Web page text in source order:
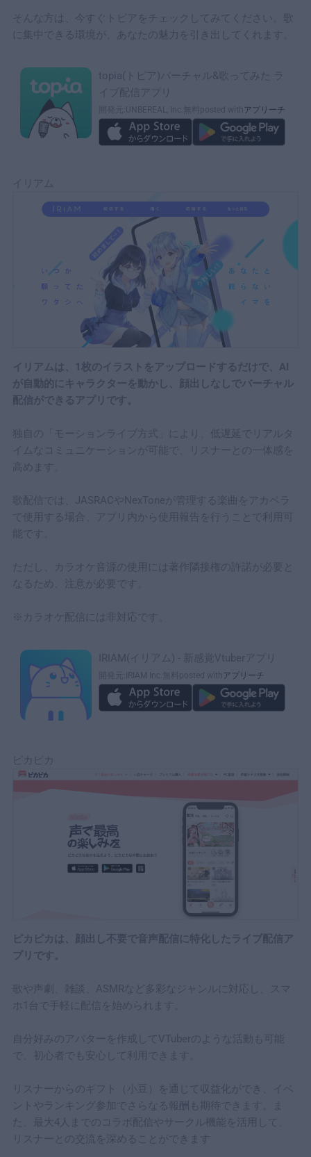
そんな方は、今すぐトピアをチェックしてみてください。歌
に集中できる環境が、あなたの魅力を引き出してくれます。
topia(トピア)バーチャル&歌ってみた ラ
イブ配信アプリ
開発元: UNBEREAL, Inc. posted with アプリーチ
イリアム
イリアムは、1枚のイラストをアップロードするだけで、AI
が自動的にキャラクターを動かし、顔出しなしでバーチャル
配信ができるアプリです。
独自の「モーションライブ方式」により、低遅延でリアルタ
イムなコミュニケーションが可能で、リスナーとの一体感を
高めます。
歌配信では、JASRACやNexToneが管理する楽曲をアカペラ
で使用する場合、アプリ内から使用報告を行うことで利用可
能です。
ただし、カラオケ音源の使用には著作隣接権の許諾が必要と
なるため、注意が必要です。
※カラオケ配信には非対応です。
IRIAM(イリアム) - 新感覚Vtuberアプリ
開発元: IRIAM Inc. posted with アプリーチ
ピカピカ
ピカピカは、顔出し不要で音声配信に特化したライブ配信ア
プリです。
歌や声劇、雑談、ASMRなど多彩なジャンルに対応し、スマ
ホ1台で手軽に配信を始められます。
自分好みのアバターを作成してVTuberのような活動も可能
で、初心者でも安心して利用できます。
リスナーからのギフト（小豆）を通じて収益化ができ、イベ
ントやランキング参加でさらなる報酬も期待できます。ま
た、最大4人までのコラボ配信やサークル機能を活用して、
リスナーとの交流を深めることができます